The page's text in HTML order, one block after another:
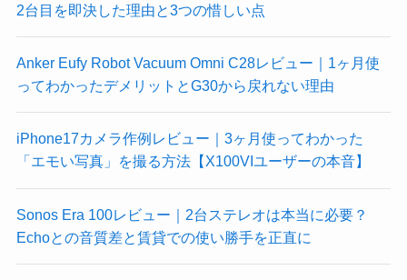
2台目を即決した理由と3つの惜しい点
Anker Eufy Robot Vacuum Omni C28レビュー｜1ヶ月使
ってわかったデメリットとG30から戻れない理由
iPhone17カメラ作例レビュー｜3ヶ月使ってわかった
「エモい写真」を撮る方法【X100VIユーザーの本音】
Sonos Era 100レビュー｜2台ステレオは本当に必要？
Echoとの音質差と賃貸での使い勝手を正直に